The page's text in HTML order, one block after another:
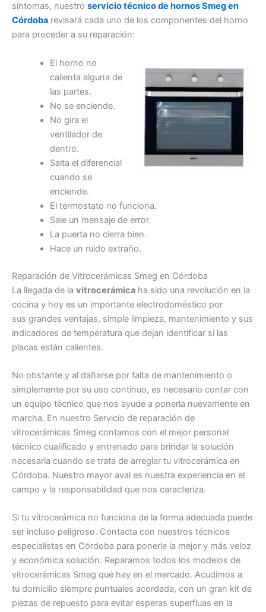
síntomas, nuestro servicio técnico de hornos Smeg en
Córdoba revisará cada uno de los componentes del horno
para proceder a su reparación:
El horno no
calienta alguna de
las partes.
No se enciende.
No gira el
ventilador de
dentro.
Salta el diferencial
cuando se
enciende.
El termostato no funciona.
Sale un mensaje de error.
La puerta no cierra bien.
Hace un ruido extraño.
Reparación de Vitrocerámicas Smeg en Córdoba
La llegada de la vitrocerámica ha sido una revolución en la
cocina y hoy es un importante electrodoméstico por
sus grandes ventajas, simple limpieza, mantenimiento y sus
indicadores de temperatura que dejan identificar si las
placas están calientes.
No obstante y al dañarse por falta de mantenimiento o
simplemente por su uso continuo, es necesario contar con
un equipo técnico que nos ayude a ponerla nuevamente en
marcha. En nuestro Servicio de reparación de
vitrocerámicas Smeg contamos con el mejor personal
técnico cualificado y entrenado para brindar la solución
necesaria cuando se trata de arreglar tu vitrocerámica en
Córdoba. Nuestro mayor aval es nuestra experiencia en el
campo y la responsabilidad que nos caracteriza.
Si tu vitrocerámica no funciona de la forma adecuada puede
ser incluso peligroso. Contacta con nuestros técnicos
especialistas en Córdoba para ponerle la mejor y más veloz
y económica solución. Reparamos todos los modelos de
vitrocerámicas Smeg qué hay en el mercado. Acudimos a
tu domicilio siempre puntuales acordada, con un gran kit de
piezas de repuesto para evitar esperas superfluas en la